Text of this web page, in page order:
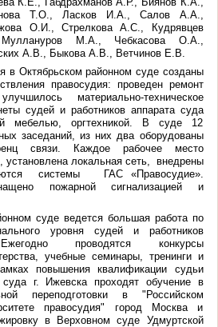
Т.О., Ласков И.А., Салов А.А.,
О.И., Стрелкова А.С., Кудрявцев
М.А., Чебкасова О.А.,
А.В., Быкова А.В., Ветчинов Е.В.
в Октябрьском районном суде созданы
правосудия: проведен ремонт
материально-техническое
судей и работников аппарата суда
мебелью, оргтехникой. В суде 12
заседаний, из них два оборудованы
связи. Каждое рабочее место
установлена локальная сеть, внедрены
системы ГАС «Правосудие».
пожарной сигнализацией и
суде ведется большая работа по
уровня судей и работников
проводятся конкурсы
учебные семинары, тренинги и
повышения квалификации судьи
суда г. Ижевска проходят обучение в
переподготовки в "Российском
правосудия" город Москва и
в Верховном суде Удмуртской